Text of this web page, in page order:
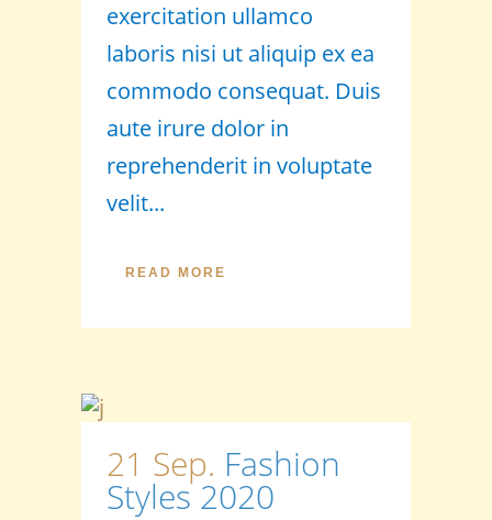
exercitation ullamco
laboris nisi ut aliquip ex ea
commodo consequat. Duis
aute irure dolor in
reprehenderit in voluptate
velit...
READ MORE
21 Sep. Fashion
Styles 2020